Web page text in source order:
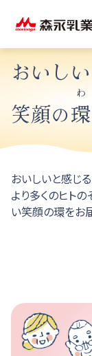
おいしい
笑顔の環
わ
おいしいと感じ
より多くのヒト
い笑顔の環をお